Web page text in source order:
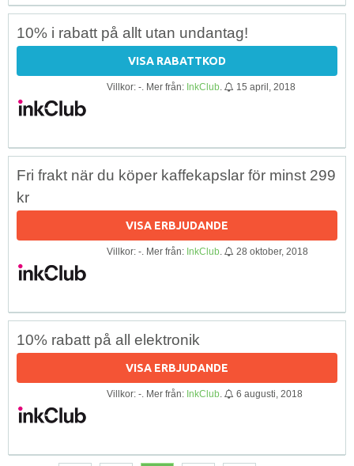
10% i rabatt på allt utan undantag!
VISA RABATTKOD
Villkor: -. Mer från: InkClub 15 april, 2018
Fri frakt när du köper kaffekapslar för minst 299
kr
VISA ERBJUDANDE
Villkor: -. Mer från: InkClub 28 oktober, 2018
10% rabatt på all elektronik
VISA ERBJUDANDE
Villkor: -. Mer från: InkClub 6 augusti, 2018